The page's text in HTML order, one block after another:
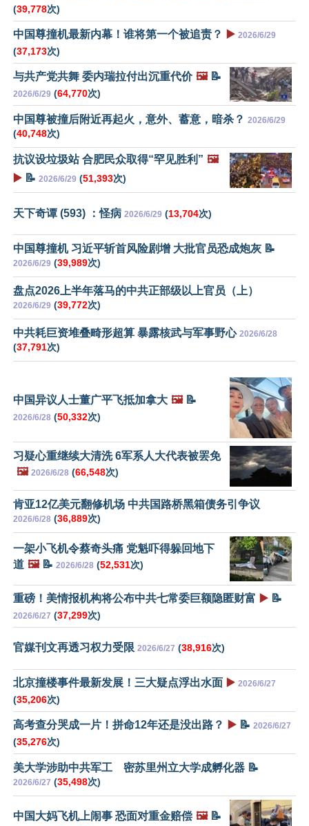
(39,778次)
中国尊撞机最新内幕！谁将第一个被追责？ ▶️ 2026/6/29
(37,173次)
与共产党共舞 委内瑞拉付出沉重代价 🖼️📝
2026/6/29 (64,770次)
中国尊被撞后附近再起火，意外、蓄意，暗杀？ 2026/6/29
(40,748次)
抗议设垃圾站 合肥民众取得“罕见胜利” 🖼️
▶️ 📝 2026/6/29 (51,393次)
天下奇谭 (593) ：怪病 2026/6/29 (13,704次)
中国尊撞机 习近平斩首风险剧增 大批官员恐成炮灰 📝
2026/6/29 (39,989次)
盘点2026上半年落马的中共正部级以上官员（上）
2026/6/29 (39,772次)
中共耗巨资堆叠畸形超算 暴露核武与军事野心 2026/6/28
(37,791次)
中国异议人士董广平飞抵加拿大 🖼️📝
2026/6/28 (50,332次)
习疑心重继续大清洗 6军系人大代表被罢免
🖼️ 2026/6/28 (66,548次)
肯亚12亿美元翻修机场 中共国路桥黑箱债务引争议
2026/6/28 (36,889次)
一架小飞机令蔡奇头痛 党魁吓得躲回地下
道 🖼️📝 2026/6/28 (52,531次)
重磅！美情报机构将公布中共七常委巨额隐匿财富 ▶️ 📝
2026/6/27 (37,299次)
官媒刊文再透习权力受限 2026/6/27 (38,916次)
北京撞楼事件最新发展！三大疑点浮出水面 ▶️ 2026/6/27
(35,206次)
高考查分哭成一片！拼命12年还是没出路？ ▶️ 📝 2026/6/27
(35,276次)
美大学涉助中共军工 密苏里州立大学成孵化器 📝
2026/6/27 (35,498次)
中国大妈飞机上闹事 恐面对重金赔偿 🖼️📝